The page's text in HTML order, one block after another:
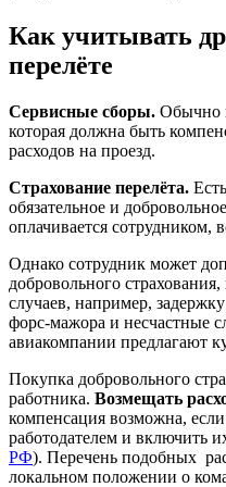
Как учитывать
перелёте
Сервисные сборы. Обычно
которая должна быть
расходов на проезд.
Страхование перелёта.
обязательное и
оплачивается сотрудником,
Однако сотрудник может
добровольного
случаев, например,
форс-мажора и несчастные
авиакомпании предлагают
Покупка добровольного
работника. Возмещать
компенсация возможна, если
работодателем и включить
РФ). Перечень подобных
локальном положении о